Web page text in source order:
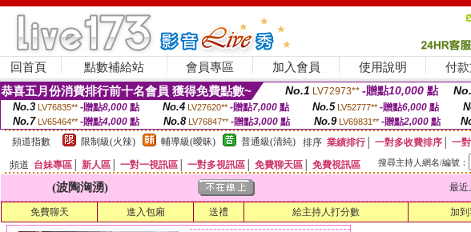
回首頁 點數補給站 會員專區 加入會員 使用說明 付
恭喜五月份消費排行前十名會員 獲得免費點數~ No.1 LV72973** -贈點10,000 點
No.3 LV76835** -贈點8,000點 No.4 LV27620** -贈點7,000點 No.5 LV52777** -贈點6,000點
No.7 LV65464** -贈點4,000 點 No.8 LV76847** -贈點3,000 點 No.9 LV69831** -贈點2,000點
頻道指數
限制級(火辣) 輔導級(曖昧) 普通級(清純) 排序 業績排行│ 一對多收費排序
一
頻道 台妹專區 新人區 一對一視訊區 一對多視訊區 免費聊天區 免費視訊區 搜尋主持人網名/編號：
(波陶洶湧) 最近
免費聊天 進入包廂 送禮 給主持人打分數 加